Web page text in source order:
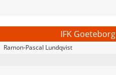
IFK Goeteborg
Ramon-Pascal Lundqvist